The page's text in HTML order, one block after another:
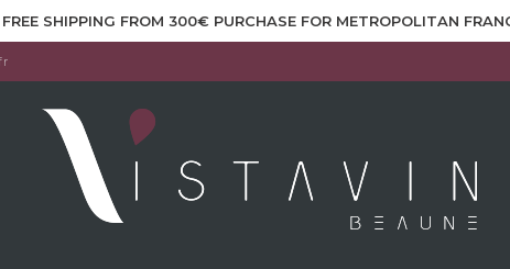
FREE SHIPPING FROM 300€ PURCHASE FOR METROPOLITAN